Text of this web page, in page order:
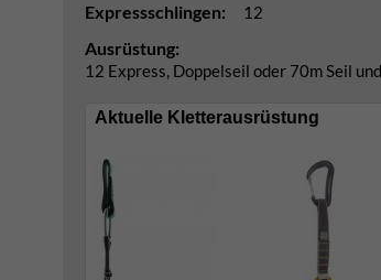
Expressschlingen: 12
Ausrüstung:
12 Express, Doppelseil oder 70m Seil
Aktuelle Kletterausrüstung